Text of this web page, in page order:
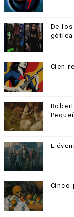
De
Cien
Cinco